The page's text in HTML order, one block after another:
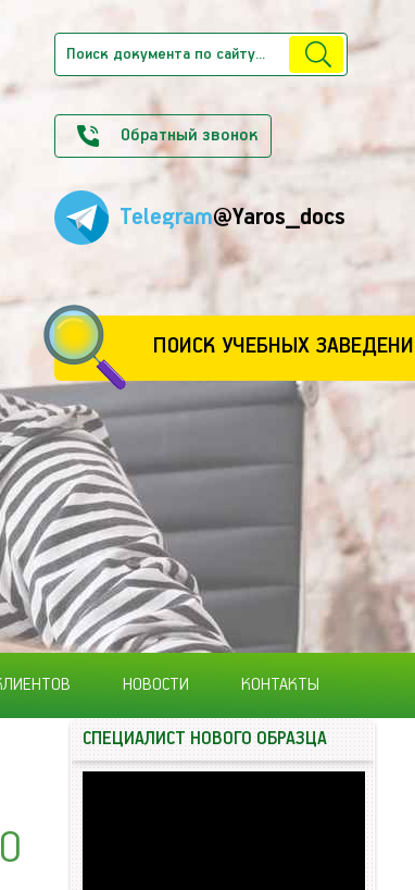
Обратный звонок
Telegram@Yaros_docs
ПОИСК УЧЕБНЫХ
НОВОСТИ КОНТАКТЫ
СПЕЦИАЛИСТ НОВОГО ОБРАЗЦА